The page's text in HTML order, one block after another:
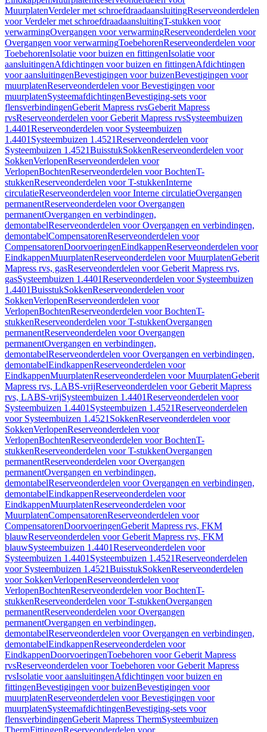
MuurplatenVerdeler met schroefdraadaansluitingReserveonderdelen
voor Verdeler met schroefdraadaansluitingT-stukken voor
verwarmingOvergangen voor verwarmingReserveonderdelen voor
Overgangen voor verwarmingToebehorenReserveonderdelen voor
ToebehorenIsolatie voor buizen en fittingenIsolatie voor
aansluitingenAfdichtingen voor buizen en fittingenAfdichtingen
voor aansluitingenBevestigingen voor buizenBevestigingen voor
muurplatenReserveonderdelen voor Bevestigingen voor
muurplatenSysteemafdichtingenBevestiging-sets voor
flensverbindingenGeberit Mapress rvsGeberit Mapress
rvsReserveonderdelen voor Geberit Mapress rvsSysteembuizen
1.4401Reserveonderdelen voor Systeembuizen
1.4401 Systeembuizen 1.4521Reserveonderdelen voor
Systeembuizen 1.4521BuisstukSokkenReserveonderdelen voor
SokkenVerlopenReserveonderdelen voor
VerlopenBochtenReserveonderdelen voor BochtenT-
stukkenReserveonderdelen voor T-stukkenInterne
circulatieReserveonderdelen voor Interne circulatieOvergangen
permanentReserveonderdelen voor Overgangen
permanentOvergangen en verbindingen,
demontabelReserveonderdelen voor Overgangen en verbindingen,
demontabelCompensatorenReserveonderdelen voor
CompensatorenDoorvoeringenEindkappenReserveonderdelen voor
EindkappenMuurplatenReserveonderdelen voor MuurplatenGeberit
Mapress rvs, gasReserveonderdelen voor Geberit Mapress rvs,
gasSysteembuizen 1.4401Reserveonderdelen voor Systeembuizen
1.4401BuisstukSokkenReserveonderdelen voor
SokkenVerlopenReserveonderdelen voor
VerlopenBochtenReserveonderdelen voor BochtenT-
stukkenReserveonderdelen voor T-stukkenOvergangen
permanentReserveonderdelen voor Overgangen
permanentOvergangen en verbindingen,
demontabelReserveonderdelen voor Overgangen en verbindingen,
demontabelEindkappenReserveonderdelen voor
EindkappenMuurplatenReserveonderdelen voor MuurplatenGeberit
Mapress rvs, LABS-vrijReserveonderdelen voor Geberit Mapress
rvs, LABS-vrijSysteembuizen 1.4401Reserveonderdelen voor
Systeembuizen 1.4401 Systeembuizen 1.4521Reserveonderdelen
voor Systeembuizen 1.4521 SokkenReserveonderdelen voor
SokkenVerlopenReserveonderdelen voor
VerlopenBochtenReserveonderdelen voor BochtenT-
stukkenReserveonderdelen voor T-stukkenOvergangen
permanentReserveonderdelen voor Overgangen
permanentOvergangen en verbindingen,
demontabelReserveonderdelen voor Overgangen en verbindingen,
demontabelEindkappenReserveonderdelen voor
EindkappenMuurplatenReserveonderdelen voor
MuurplatenCompensatorenReserveonderdelen voor
CompensatorenDoorvoeringenGeberit Mapress rvs, FKM
blauwReserveonderdelen voor Geberit Mapress rvs, FKM
blauwSysteembuizen 1.4401Reserveonderdelen voor
Systeembuizen 1.4401 Systeembuizen 1.4521Reserveonderdelen
voor Systeembuizen 1.4521BuisstukSokkenReserveonderdelen
voor SokkenVerlopenReserveonderdelen voor
VerlopenBochtenReserveonderdelen voor BochtenT-
stukkenReserveonderdelen voor T-stukkenOvergangen
permanentReserveonderdelen voor Overgangen
permanentOvergangen en verbindingen,
demontabelReserveonderdelen voor Overgangen en verbindingen,
demontabelEindkappenReserveonderdelen voor
EindkappenDoorvoeringenToebehoren voor Geberit Mapress
rvsReserveonderdelen voor Toebehoren voor Geberit Mapress
rvsIsolatie voor aansluitingenAfdichtingen voor buizen en
fittingenBevestigingen voor buizenBevestigingen voor
muurplatenReserveonderdelen voor Bevestigingen voor
muurplatenSysteemafdichtingenBevestiging-sets voor
flensverbindingenGeberit Mapress ThermSysteembuizen
ThermFittingenReserveonderdelen voor